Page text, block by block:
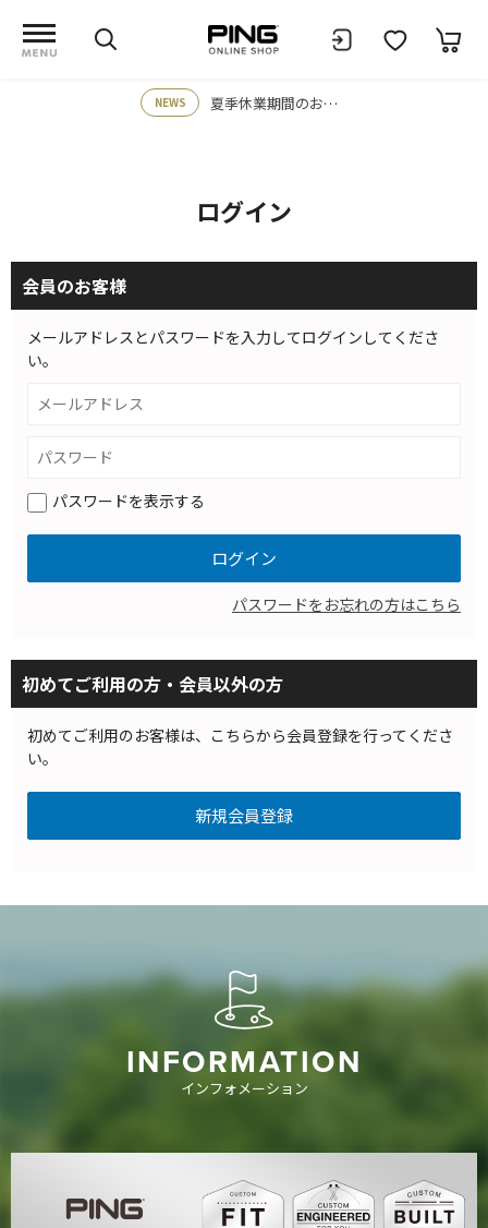
NEWS 夏季休業期間のお知らせ
ログイン
会員のお客様
メールアドレスとパスワードを入力してログインしてくださ
い。
パスワードを表示する
パスワードをお忘れの方はこちら
初めてご利用の方・会員以外の方
初めてご利用のお客様は、こちらから会員登録を行ってくださ
い。
INFORMATION
インフォメーション